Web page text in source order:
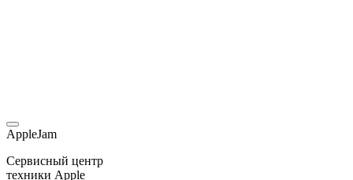
AppleJam
Сервисный центр
техники Apple